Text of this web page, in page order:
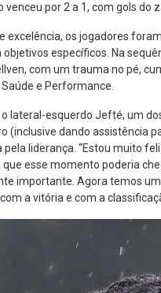
venceu por 2 a 1, com gols do
excelência, os jogadores
específicos. Na
com um trauma no pé,
e Performance.
lateral-esquerdo Jefté, um
(inclusive dando assistência
liderança. “Estou muito
esse momento poderia
importante. Agora temos
a vitória e com a
PLANO
R$23